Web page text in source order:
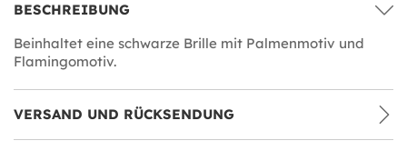
BESCHREIBUNG
Beinhaltet eine schwarze Brille mit Palmenmotiv und
Flamingomotiv.
VERSAND UND RÜCKSENDUNG